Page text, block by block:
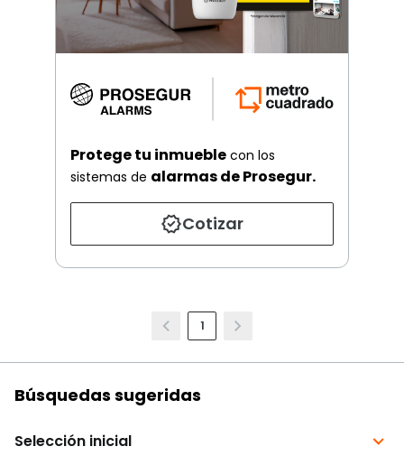
Protege tu inmueble con los
sistemas de alarmas de Prosegur.
Cotizar
1